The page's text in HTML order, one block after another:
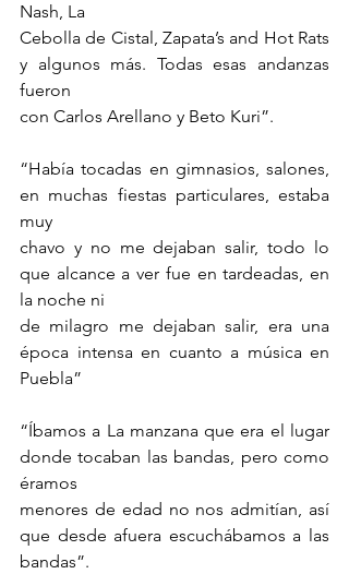
Nash, La
Cebolla de Cistal, Zapata’s and Hot Rats
y algunos más. Todas esas andanzas
fueron
con Carlos Arellano y Beto Kuri”.
“Había tocadas en gimnasios, salones,
en muchas fiestas particulares, estaba
muy
chavo y no me dejaban salir, todo lo
que alcance a ver fue en tardeadas, en
la noche ni
de milagro me dejaban salir, era una
época intensa en cuanto a música en
Puebla”
“Íbamos a La manzana que era el lugar
donde tocaban las bandas, pero como
éramos
menores de edad no nos admitían, así
que desde afuera escuchábamos a las
bandas”.